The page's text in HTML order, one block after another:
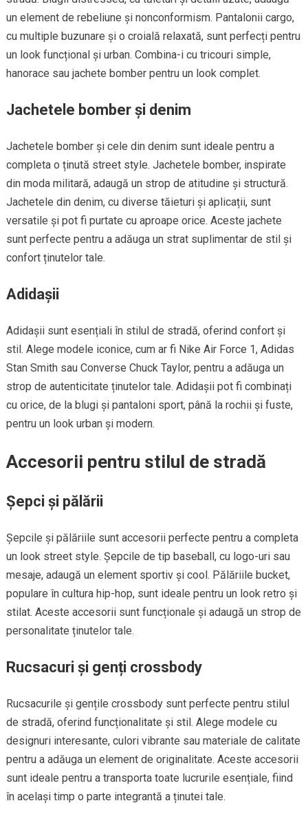
un element de rebeliune și nonconformism. Pantalonii cargo,
cu multiple buzunare și o croială relaxată, sunt perfecți pentru
un look funcțional și urban. Combina-i cu tricouri simple,
hanorace sau jachete bomber pentru un look complet.
Jachetele bomber și denim
Jachetele bomber și cele din denim sunt ideale pentru a
completa o ținută street style. Jachetele bomber, inspirate
din moda militară, adaugă un strop de atitudine și structură.
Jachetele din denim, cu diverse tăieturi și aplicații, sunt
versatile și pot fi purtate cu aproape orice. Aceste jachete
sunt perfecte pentru a adăuga un strat suplimentar de stil și
confort ținutelor tale.
Adidașii
Adidașii sunt esențiali în stilul de stradă, oferind confort și
stil. Alege modele iconice, cum ar fi Nike Air Force 1, Adidas
Stan Smith sau Converse Chuck Taylor, pentru a adăuga un
strop de autenticitate ținutelor tale. Adidașii pot fi combinați
cu orice, de la blugi și pantaloni sport, până la rochii și fuste,
pentru un look urban și modern.
Accesorii pentru stilul de stradă
Șepci și pălării
Șepcile și pălăriile sunt accesorii perfecte pentru a completa
un look street style. Șepcile de tip baseball, cu logo-uri sau
mesaje, adaugă un element sportiv și cool. Pălăriile bucket,
populare în cultura hip-hop, sunt ideale pentru un look retro și
stilat. Aceste accesorii sunt funcționale și adaugă un strop de
personalitate ținutelor tale.
Rucsacuri și genți crossbody
Rucsacurile și gențile crossbody sunt perfecte pentru stilul
de stradă, oferind funcționalitate și stil. Alege modele cu
designuri interesante, culori vibrante sau materiale de calitate
pentru a adăuga un element de originalitate. Aceste accesorii
sunt ideale pentru a transporta toate lucrurile esențiale, fiind
în același timp o parte integrantă a ținutei tale.